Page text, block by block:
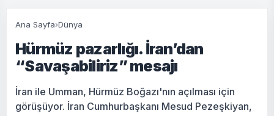
Ana Sayfa›Dünya
Hürmüz pazarlığı. İran’dan
“Savaşabiliriz” mesajı
İran ile Umman, Hürmüz Boğazı'nın açılması için
görüşüyor. İran Cumhurbaşkanı Mesud Pezeşkiyan,